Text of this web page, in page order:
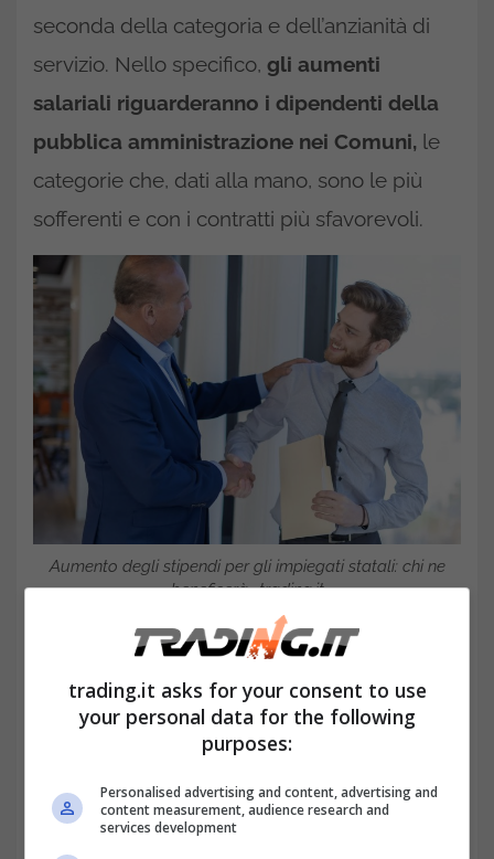
seconda della categoria e dell’anzianità di
servizio. Nello specifico, gli aumenti
salariali riguarderanno i dipendenti della
pubblica amministrazione nei Comuni, le
categorie che, dati alla mano, sono le più
sofferenti e con i contratti più sfavorevoli.
Aumento degli stipendi per gli impiegati statali: chi ne
beneficerà -trading.it
trading.it asks for your consent to use
your personal data for the following
purposes:
Personalised advertising and content, advertising and
content measurement, audience research and
services development